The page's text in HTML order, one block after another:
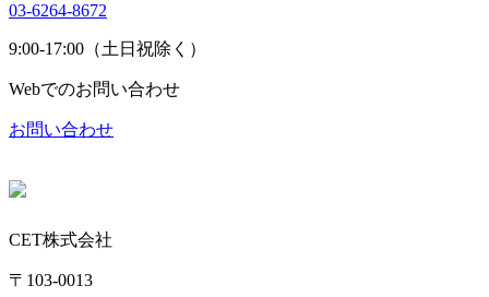
03-6264-8672
9:00-17:00（土日祝除く）
Webでのお問い合わせ
お問い合わせ
CET株式会社
〒103-0013